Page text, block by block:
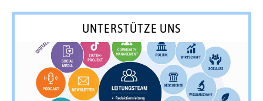
UNTERSTÜTZE UNS